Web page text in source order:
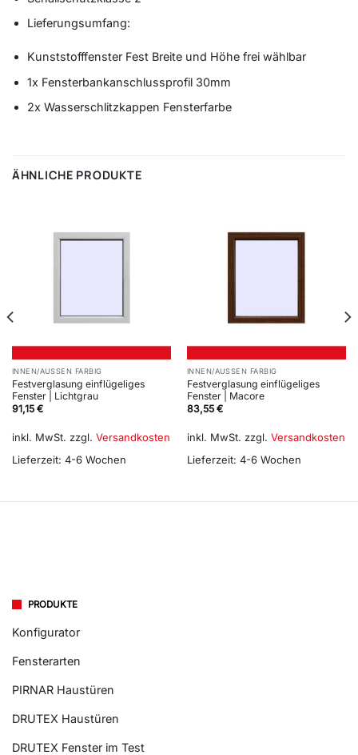
Lieferungsumfang:
Kunststofffenster Fest Breite und Höhe frei wählbar
1x Fensterbankanschlussprofil 30mm
2x Wasserschlitzkappen Fensterfarbe
ÄHNLICHE PRODUKTE
INNEN/AUSSEN FARBIG
Festverglasung einflügeliges
Fenster | Lichtgrau
91,15 €
inkl. MwSt. zzgl. Versandkosten
Lieferzeit: 4-6 Wochen
INNEN/AUSSEN FARBIG
Festverglasung einflügeliges
Fenster | Macore
83,55 €
inkl. MwSt. zzgl. Versandkosten
Lieferzeit: 4-6 Wochen
PRODUKTE
Konfigurator
Fensterarten
PIRNAR Haustüren
DRUTEX Haustüren
DRUTEX Fenster im Test